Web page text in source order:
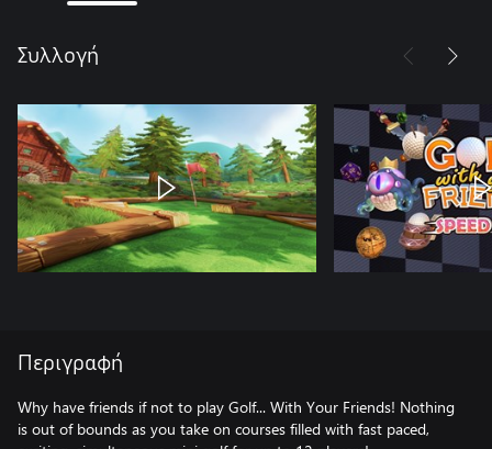
Συλλογή
Περιγραφή
Why have friends if not to play Golf... With Your Friends! Nothing
is out of bounds as you take on courses filled with fast paced,